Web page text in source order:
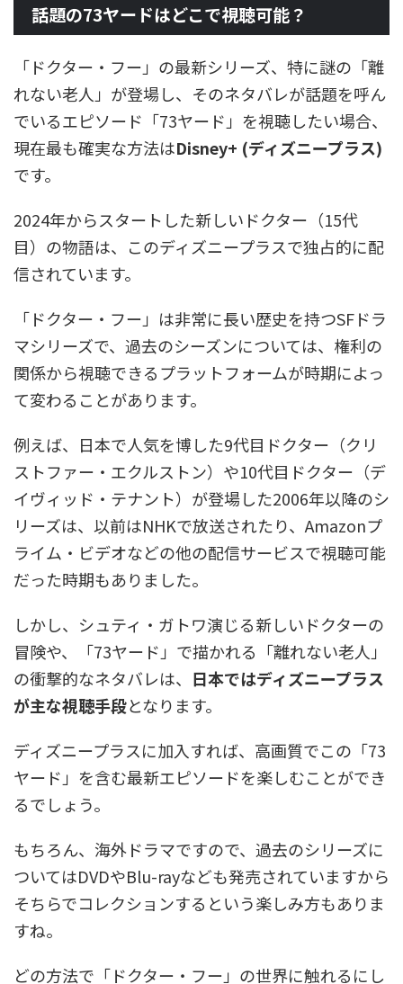
話題の73ヤードはどこで視聴可能？
「ドクター・フー」の最新シリーズ、特に謎の「離
れない老人」が登場し、そのネタバレが話題を呼ん
でいるエピソード「73ヤード」を視聴したい場合、
現在最も確実な方法はDisney+ (ディズニープラス)
です。
2024年からスタートした新しいドクター（15代
目）の物語は、このディズニープラスで独占的に配
信されています。
「ドクター・フー」は非常に長い歴史を持つSFドラ
マシリーズで、過去のシーズンについては、権利の
関係から視聴できるプラットフォームが時期によっ
て変わることがあります。
例えば、日本で人気を博した9代目ドクター（クリ
ストファー・エクルストン）や10代目ドクター（デ
イヴィッド・テナント）が登場した2006年以降のシ
リーズは、以前はNHKで放送されたり、Amazonプ
ライム・ビデオなどの他の配信サービスで視聴可能
だった時期もありました。
しかし、シュティ・ガトワ演じる新しいドクターの
冒険や、「73ヤード」で描かれる「離れない老人」
の衝撃的なネタバレは、 日本ではディズニープラス
が主な視聴手段となります。
ディズニープラスに加入すれば、高画質でこの「73
ヤード」を含む最新エピソードを楽しむことができ
るでしょう。
もちろん、海外ドラマですので、過去のシリーズに
ついてはDVDやBlu-rayなども発売されていますから
そちらでコレクションするという楽しみ方もありま
すね。
どの方法で「ドクター・フー」の世界に触れるにし